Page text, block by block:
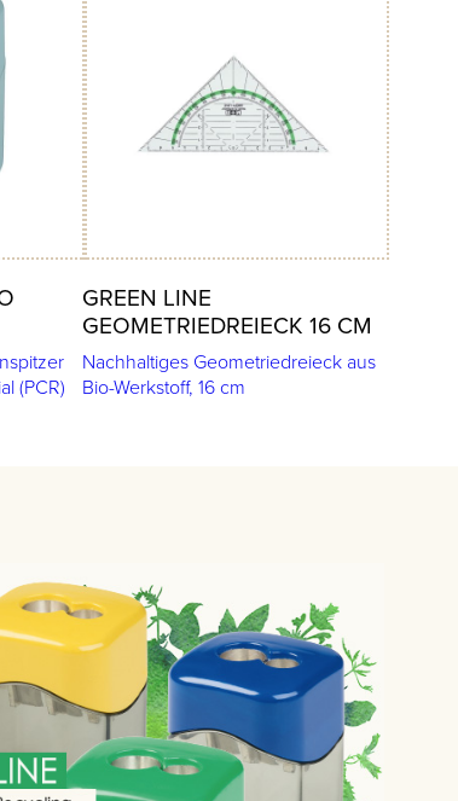
(PCR)
GREEN LINE
GEOMETRIEDREIECK 16 CM
Nachhaltiges Geometriedreieck aus
Bio-Werkstoff, 16 cm